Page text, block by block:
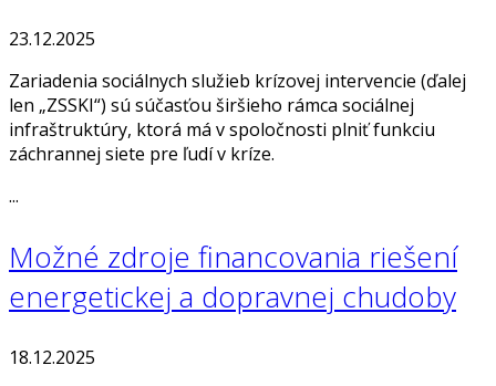
23.12.2025
Zariadenia sociálnych služieb krízovej intervencie (ďalej
len „ZSSKI“) sú súčasťou širšieho rámca sociálnej
infraštruktúry, ktorá má v spoločnosti plniť funkciu
záchrannej siete pre ľudí v kríze.
...
Možné zdroje financovania riešení
energetickej a dopravnej chudoby
18.12.2025